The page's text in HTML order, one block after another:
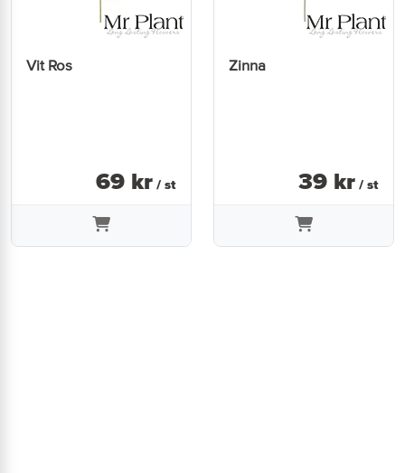
Vit Ros
69 kr / st
Zinna
39 kr / st